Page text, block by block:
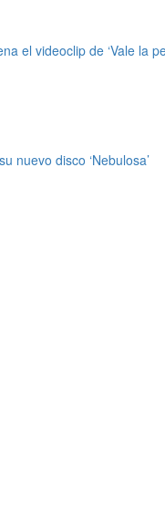
el videoclip de ‘Vale la
nuevo disco ‘Nebulosa’